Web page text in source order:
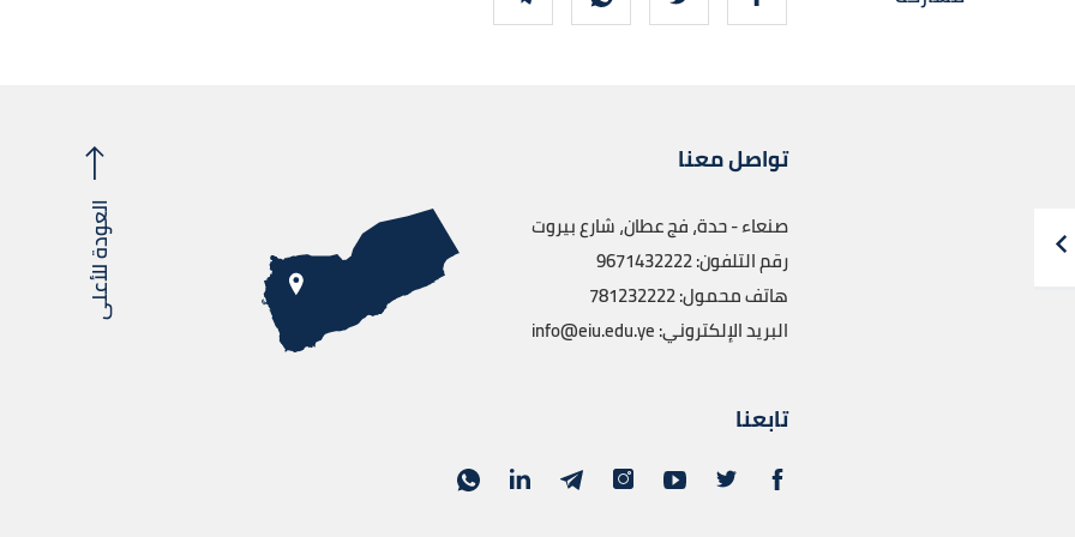
العودة للأعلى
تواصل معنا
صنعاء - حدة، فج عطان، شارع بيروت
رقم التلفون: 9671432222
هاتف محمول: 781232222
البريد الإلكتروني: info@eiu.edu.ye
تابعنا